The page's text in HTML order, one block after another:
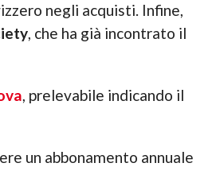
negli acquisti. Infine,
, che ha già incontrato il
, prelevabile indicando il
un abbonamento annuale